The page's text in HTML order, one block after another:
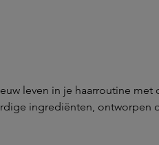
leven in je haarroutine
ingrediënten, ontworpen